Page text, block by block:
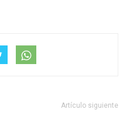
Artículo siguiente